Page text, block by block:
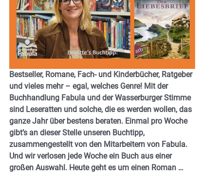
Bestseller, Romane, Fach- und Kinderbücher, Ratgeber
und vieles mehr – egal, welches Genre! Mit der
Buchhandlung Fabula und der Wasserburger Stimme
sind Leseratten und solche, die es werden wollen, das
ganze Jahr über bestens beraten. Einmal pro Woche
gibt’s an dieser Stelle unseren Buchtipp,
zusammengestellt von den Mitarbeitern von Fabula.
Und wir verlosen jede Woche ein Buch aus einer
großen Auswahl. Heute geht es um einen Roman …